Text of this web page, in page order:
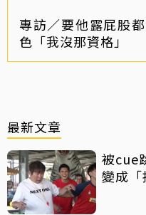
專訪／要他露屁股
色「我沒那資格」
最新文章
被cue
變成